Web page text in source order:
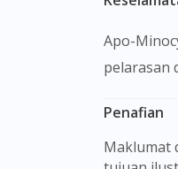
Apo-
pelarasan
Penafian
Maklumat dikemas kini pada: Wed Jul 01 2026 09:30:39 GMT+0000 (Coordinated Universal Time) Gambar barangan yang ditunjukkan hanya untuk